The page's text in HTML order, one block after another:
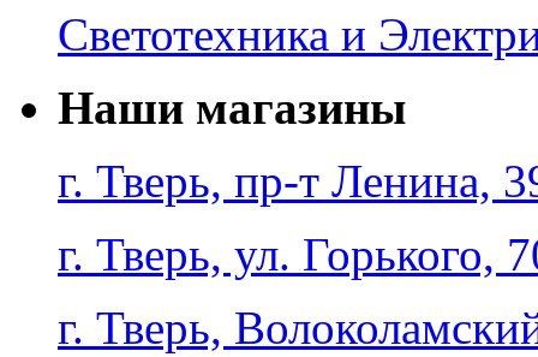
Светотехника и
Наши магазины
г. Тверь, пр-т Ленина,
г. Тверь, ул. Горького,
г. Тверь,